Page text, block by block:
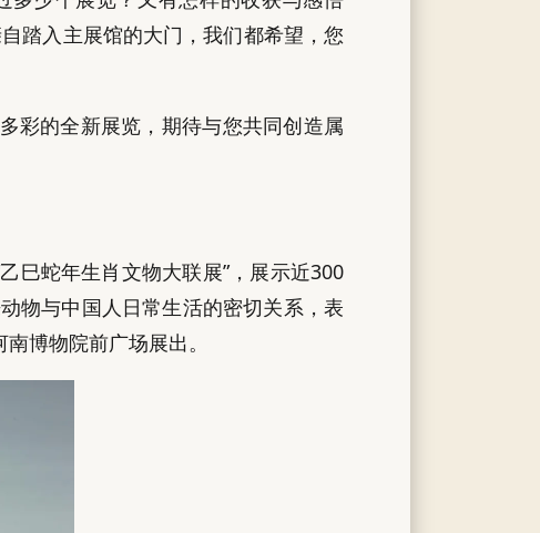
踏入主展馆的大门，我们都希望，您
彩的全新展览，期待与您共同创造属
巳蛇年生肖文物大联展”，展示近300
物与中国人日常生活的密切关系，表
博物院前广场展出。